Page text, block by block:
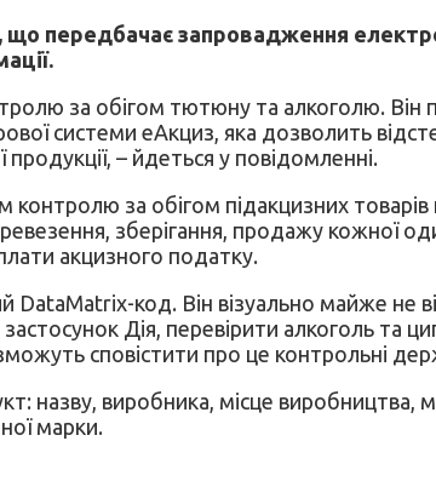
передбачає запровадження
за обігом тютюну та алкоголю.
системи еАкциз, яка дозволить
– йдеться у повідомленні.
за обігом підакцизних
зберігання, продажу кожної
акцизного податку.
код. Він візуально майже не
Дія, перевірити алкоголь та
сповістити про це контрольні
назву, виробника, місце виробництва,
марки.